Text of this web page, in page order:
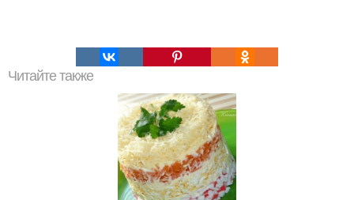
Читайте также